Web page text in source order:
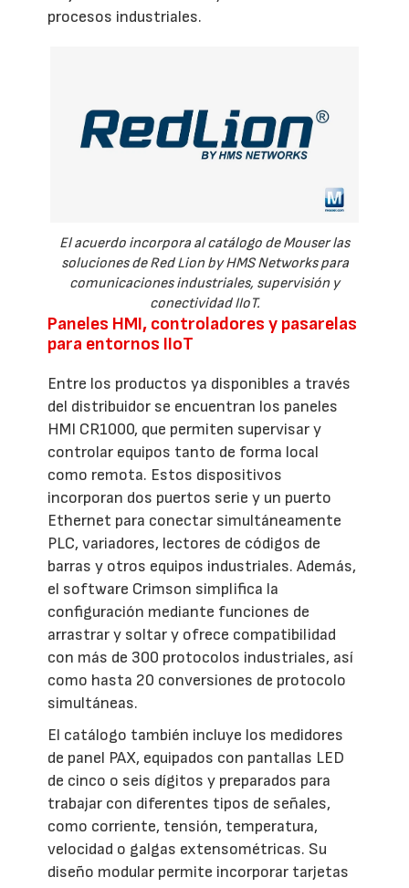
procesos industriales.
El acuerdo incorpora al catálogo de Mouser las
soluciones de Red Lion by HMS Networks para
comunicaciones industriales, supervisión y
conectividad IIoT.
Paneles HMI, controladores y pasarelas
para entornos IIoT
Entre los productos ya disponibles a través
del distribuidor se encuentran los paneles
HMI CR1000, que permiten supervisar y
controlar equipos tanto de forma local
como remota. Estos dispositivos
incorporan dos puertos serie y un puerto
Ethernet para conectar simultáneamente
PLC, variadores, lectores de códigos de
barras y otros equipos industriales. Además,
el software Crimson simplifica la
configuración mediante funciones de
arrastrar y soltar y ofrece compatibilidad
con más de 300 protocolos industriales, así
como hasta 20 conversiones de protocolo
simultáneas.
El catálogo también incluye los medidores
de panel PAX, equipados con pantallas LED
de cinco o seis dígitos y preparados para
trabajar con diferentes tipos de señales,
como corriente, tensión, temperatura,
velocidad o galgas extensométricas. Su
diseño modular permite incorporar tarjetas